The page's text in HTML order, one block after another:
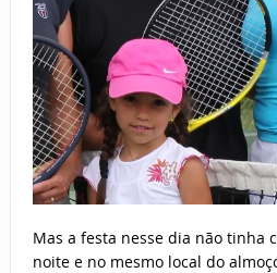
Mas a festa nesse dia não tinha
noite e no mesmo local do